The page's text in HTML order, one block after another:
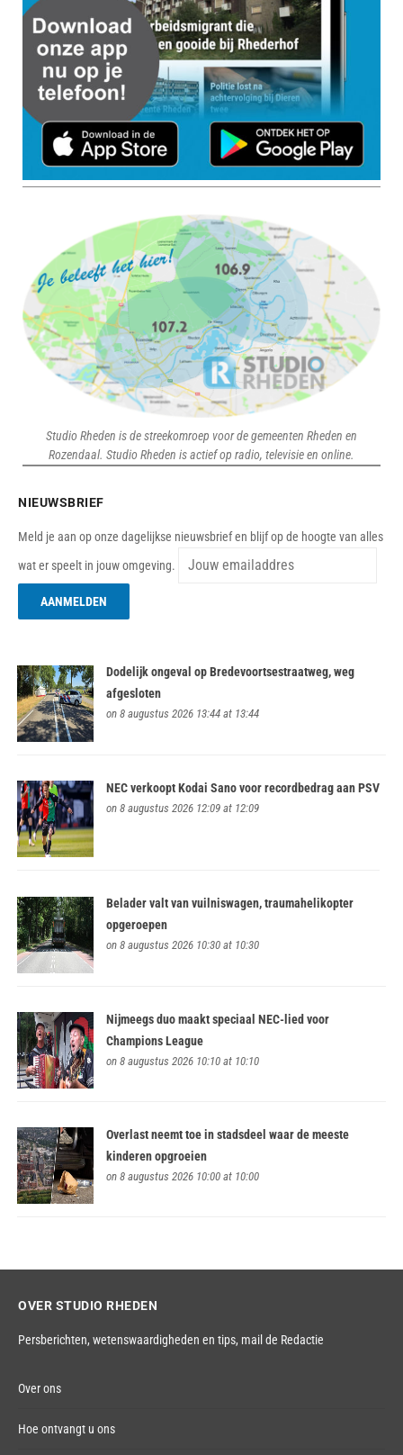
Studio Rheden is de streekomroep voor de gemeenten Rheden en
Rozendaal. Studio Rheden is actief op radio, televisie en online.
NIEUWSBRIEF
Meld je aan op onze dagelijkse nieuwsbrief en blijf op de hoogte van alles
wat er speelt in jouw omgeving.
Dodelijk ongeval op Bredevoortsestraatweg, weg
afgesloten
on 8 augustus 2026 13:44 at 13:44
NEC verkoopt Kodai Sano voor recordbedrag aan PSV
on 8 augustus 2026 12:09 at 12:09
Belader valt van vuilniswagen, traumahelikopter
opgeroepen
on 8 augustus 2026 10:30 at 10:30
Nijmeegs duo maakt speciaal NEC-lied voor
Champions League
on 8 augustus 2026 10:10 at 10:10
Overlast neemt toe in stadsdeel waar de meeste
kinderen opgroeien
on 8 augustus 2026 10:00 at 10:00
OVER STUDIO RHEDEN
Persberichten, wetenswaardigheden en tips, mail de Redactie
Over ons
Hoe ontvangt u ons